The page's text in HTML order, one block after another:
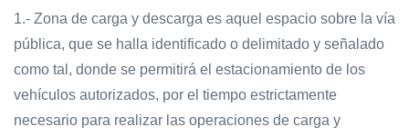
1.- Zona de carga y descarga es aquel espacio sobre la vía
pública, que se halla identificado o delimitado y señalado
como tal, donde se permitirá el estacionamiento de los
vehículos autorizados, por el tiempo estrictamente
necesario para realizar las operaciones de carga y